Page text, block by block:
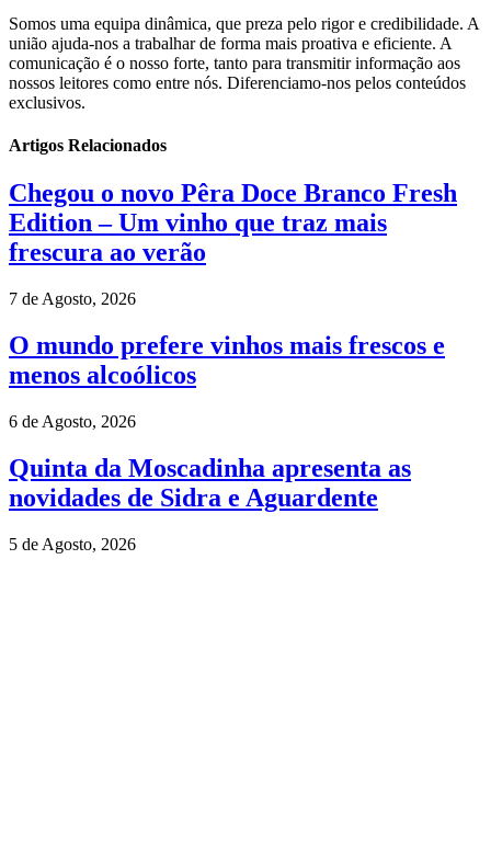
Somos uma equipa dinâmica, que preza pelo rigor e credibilidade. A
união ajuda-nos a trabalhar de forma mais proativa e eficiente. A
comunicação é o nosso forte, tanto para transmitir informação aos
nossos leitores como entre nós. Diferenciamo-nos pelos conteúdos
exclusivos.
Artigos Relacionados
Chegou o novo Pêra Doce Branco Fresh
Edition – Um vinho que traz mais
frescura ao verão
7 de Agosto, 2026
O mundo prefere vinhos mais frescos e
menos alcoólicos
6 de Agosto, 2026
Quinta da Moscadinha apresenta as
novidades de Sidra e Aguardente
5 de Agosto, 2026